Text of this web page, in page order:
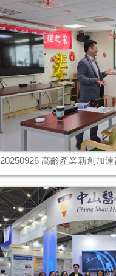
20250926 高齡產業新創加